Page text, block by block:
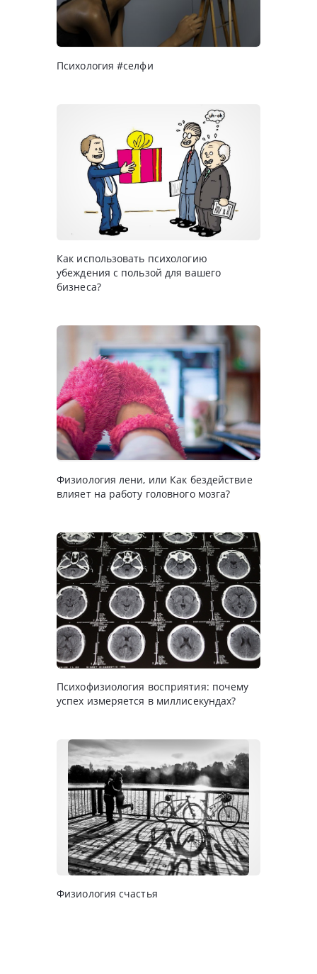
Психология #селфи
Как использовать психологию
убеждения с пользой для вашего
бизнеса?
Физиология лени, или Как бездействие
влияет на работу головного мозга?
Психофизиология восприятия: почему
успех измеряется в миллисекундах?
Физиология счастья